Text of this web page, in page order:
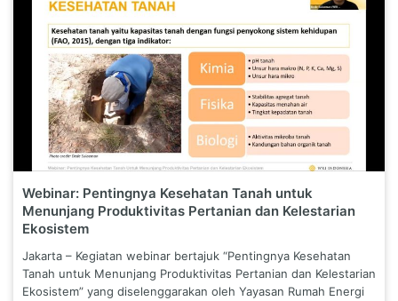
Webinar: Pentingnya Kesehatan Tanah untuk
Menunjang Produktivitas Pertanian dan Kelestarian
Ekosistem
Jakarta – Kegiatan webinar bertajuk “Pentingnya Kesehatan
Tanah untuk Menunjang Produktivitas Pertanian dan Kelestarian
Ekosistem” yang diselenggarakan oleh Yayasan Rumah Energi